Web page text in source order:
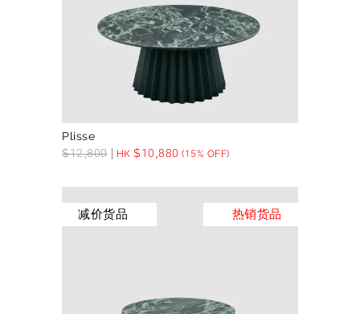
Plisse
$12,800 HK$10,880 (15% OFF)
减价货品 热销货品